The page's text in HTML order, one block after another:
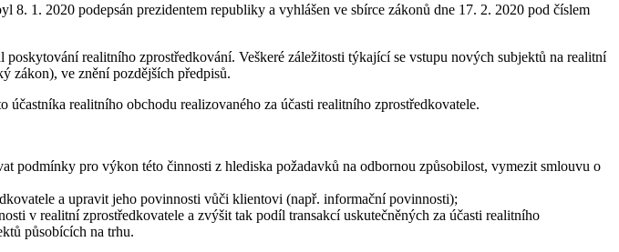
1. 2020 podepsán prezidentem republiky a vyhlášen ve sbírce zákonů dne 17. 2. 2020 pod číslem
realitního zprostředkování. Veškeré záležitosti týkající se vstupu nových subjektů na realitní
zákon), ve znění pozdějších předpisů.
realitního obchodu realizovaného za účasti realitního zprostředkovatele.
podmínky pro výkon této činnosti z hlediska požadavků na odbornou způsobilost, vymezit smlouvu o
a upravit jeho povinnosti vůči klientovi (např. informační povinnosti);
v realitní zprostředkovatele a zvýšit tak podíl transakcí uskutečněných za účasti realitního
působících na trhu.